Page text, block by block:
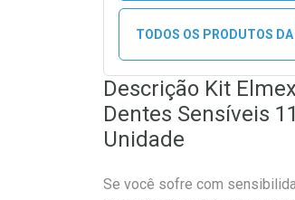
TODOS OS PRODUTOS
Descrição Kit
Dentes Sensíveis
Unidade
Se você sofre com